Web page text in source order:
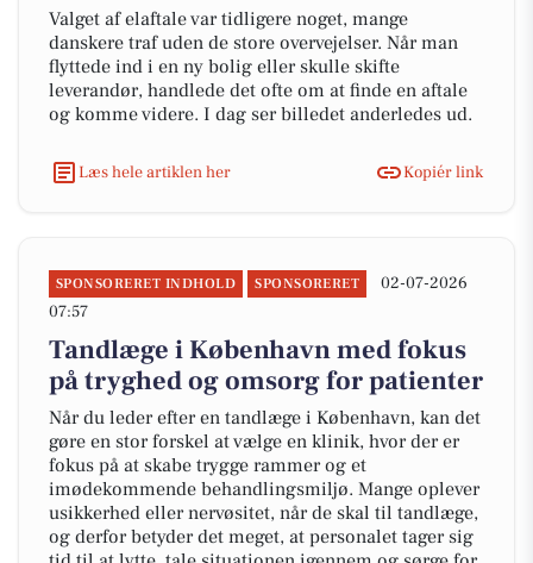
Valget af elaftale var tidligere noget, mange
danskere traf uden de store overvejelser. Når man
flyttede ind i en ny bolig eller skulle skifte
leverandør, handlede det ofte om at finde en aftale
og komme videre. I dag ser billedet anderledes ud.
Læs hele artiklen her Kopiér link
SPONSORERET INDHOLD SPONSORERET
02-07-2026
07:57
Tandlæge i København med fokus
på tryghed og omsorg for patienter
Når du leder efter en tandlæge i København, kan det
gøre en stor forskel at vælge en klinik, hvor der er
fokus på at skabe trygge rammer og et
imødekommende behandlingsmiljø. Mange oplever
usikkerhed eller nervøsitet, når de skal til tandlæge,
og derfor betyder det meget, at personalet tager sig